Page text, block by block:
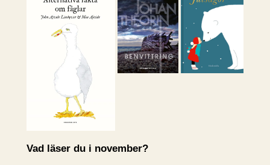
Vad läser du i november?